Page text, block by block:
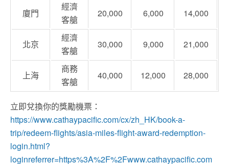
廈門
經濟
客艙
20,000 6,000 14,000
北京
經濟
客艙
30,000 9,000 21,000
上海
商務
客艙
40,000 12,000 28,000
立即兌換你的獎勵機票：
https://www.cathaypacific.com/cx/zh_HK/book-a-
trip/redeem-flights/asia-miles-flight-award-redemption-
login.html?
loginreferrer=https%3A%2F%2Fwww.cathaypacific.com